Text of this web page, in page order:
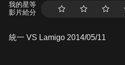
我的星等
影片給分
統一 VS Lamigo 2014/05/11